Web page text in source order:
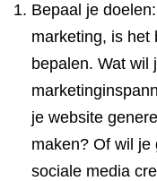
Bepaal je
marketing, is het
bepalen. Wat wil
je website
maken? Of wil je
sociale media